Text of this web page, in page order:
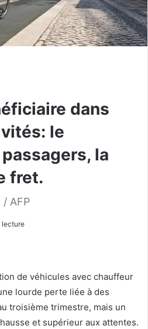
dans
le
la
fret.
/ AFP
lecture
de véhicules avec chauffeur
lourde perte liée à des
troisième trimestre, mais un
et supérieur aux attentes.